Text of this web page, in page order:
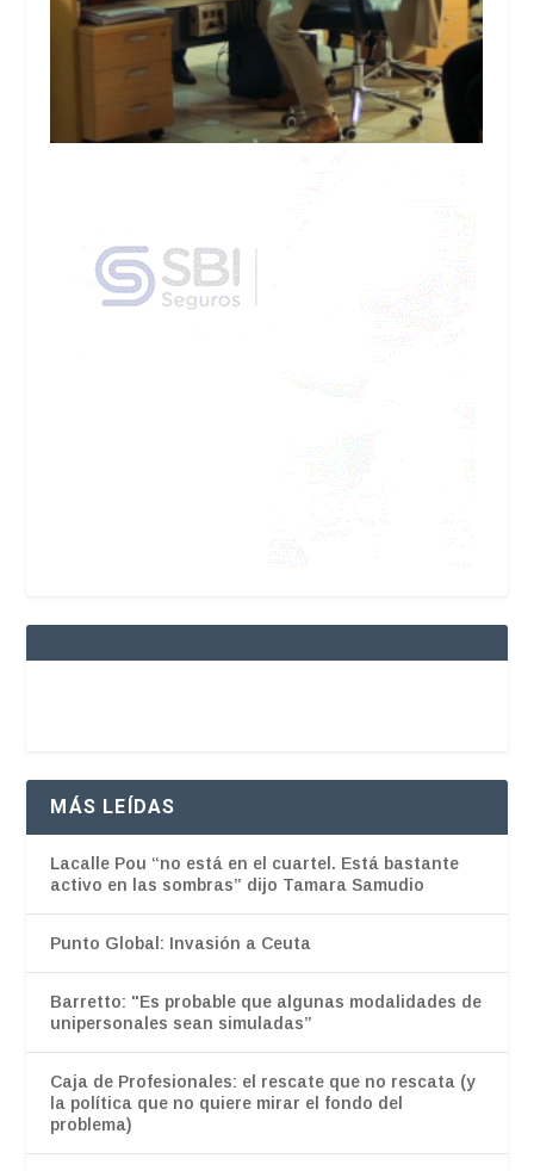
MÁS LEÍDAS
Lacalle Pou “no está en el cuartel. Está bastante
activo en las sombras” dijo Tamara Samudio
Punto Global: Invasión a Ceuta
Barretto: "Es probable que algunas modalidades de
unipersonales sean simuladas”
Caja de Profesionales: el rescate que no rescata (y
la política que no quiere mirar el fondo del
problema)